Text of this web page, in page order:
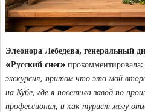
Элеонора Лебедева, генеральный
«Русский снег»прокомментировала:
экскурсия, притом что это мой
на Кубе, где я посетила завод по
профессионал, и как турист могу